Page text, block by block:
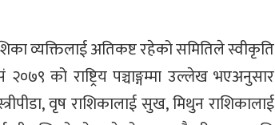
व्यक्तिलाई अतिकष्ट रहेको समितिले स्वीकृति
को राष्ट्रिय पञ्चाङ्गम्मा उल्लेख भएअनुसार
वृष राशिकालाई सुख, मिथुन राशिकालाई